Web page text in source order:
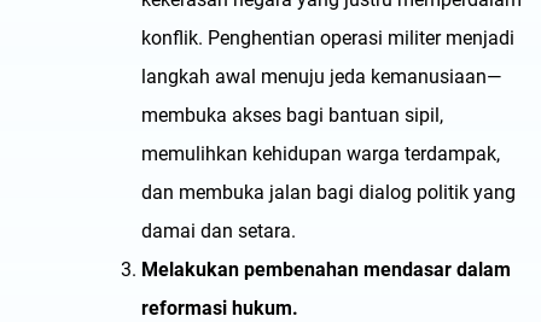
konflik. Penghentian operasi militer menjadi
langkah awal menuju jeda kemanusiaan—
membuka akses bagi bantuan sipil,
memulihkan kehidupan warga terdampak,
dan membuka jalan bagi dialog politik yang
damai dan setara.
Melakukan pembenahan mendasar dalam
reformasi hukum.